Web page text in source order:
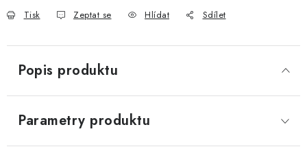
Tisk Zeptat se Hlídat Sdílet
Popis produktu
Parametry produktu